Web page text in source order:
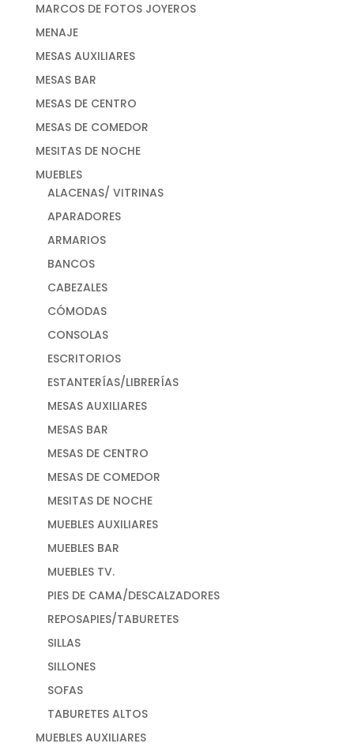
MARCOS DE FOTOS JOYEROS
MENAJE
MESAS AUXILIARES
MESAS BAR
MESAS DE CENTRO
MESAS DE COMEDOR
MESITAS DE NOCHE
MUEBLES
ALACENAS/ VITRINAS
APARADORES
ARMARIOS
BANCOS
CABEZALES
CÓMODAS
CONSOLAS
ESCRITORIOS
ESTANTERÍAS/LIBRERÍAS
MESAS AUXILIARES
MESAS BAR
MESAS DE CENTRO
MESAS DE COMEDOR
MESITAS DE NOCHE
MUEBLES AUXILIARES
MUEBLES BAR
MUEBLES TV.
PIES DE CAMA/DESCALZADORES
REPOSAPIES/TABURETES
SILLAS
SILLONES
SOFAS
TABURETES ALTOS
MUEBLES AUXILIARES